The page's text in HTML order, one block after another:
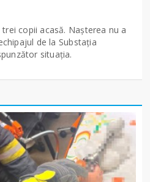
copii acasă. Nașterea nu a
de la Substația
situația.